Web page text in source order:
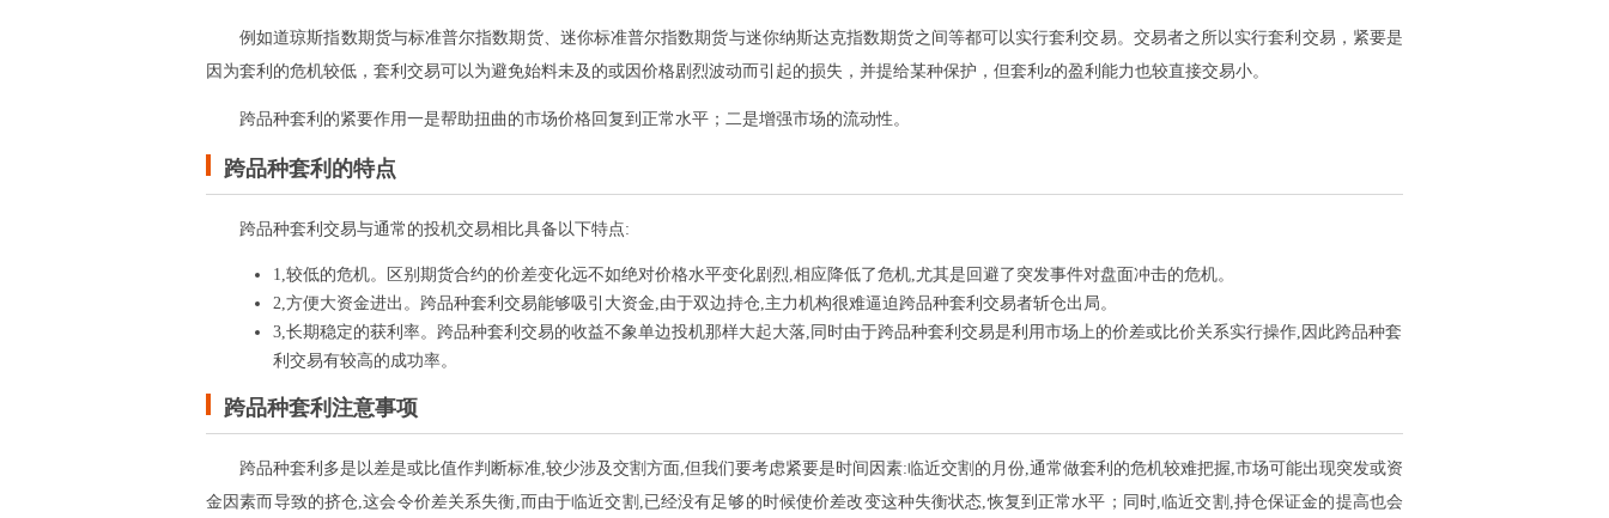
例如道琼斯指数期货与标准普尔指数期货、迷你标准普尔指数期货与迷你纳斯达克指数期货之间等都可以实行套利交易。交易者之所以实行套利交易，紧要是
因为套利的危机较低，套利交易可以为避免始料未及的或因价格剧烈波动而引起的损失，并提给某种保护，但套利z的盈利能力也较直接交易小。
跨品种套利的紧要作用一是帮助扭曲的市场价格回复到正常水平；二是增强市场的流动性。
跨品种套利的特点
跨品种套利交易与通常的投机交易相比具备以下特点:
1,较低的危机。区别期货合约的价差变化远不如绝对价格水平变化剧烈,相应降低了危机,尤其是回避了突发事件对盘面冲击的危机。
2,方便大资金进出。跨品种套利交易能够吸引大资金,由于双边持仓,主力机构很难逼迫跨品种套利交易者斩仓出局。
3,长期稳定的获利率。跨品种套利交易的收益不象单边投机那样大起大落,同时由于跨品种套利交易是利用市场上的价差或比价关系实行操作,因此跨品种套
利交易有较高的成功率。
跨品种套利注意事项
跨品种套利多是以差是或比值作判断标准,较少涉及交割方面,但我们要考虑紧要是时间因素:临近交割的月份,通常做套利的危机较难把握,市场可能出现突发或资
金因素而导致的挤仓,这会令价差关系失衡,而由于临近交割,已经没有足够的时候使价差改变这种失衡状态,恢复到正常水平；同时,临近交割,持仓保证金的提高也会